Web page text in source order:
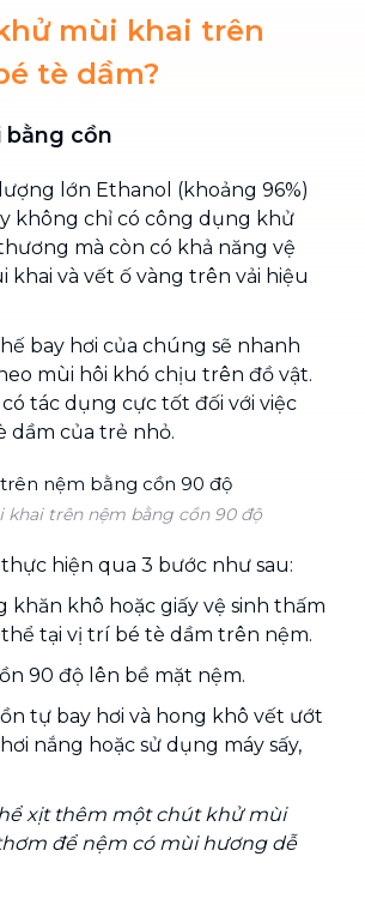
mùi khai trên
tè dầm?
bằng cồn
lớn Ethanol (khoảng 96%)
không chỉ có công dụng khử
mà còn có khả năng vệ
khai và vết ố vàng trên vải hiệu
bay hơi của chúng sẽ nhanh
mùi hôi khó chịu trên đồ vật.
có tác dụng cực tốt đối với việc
dầm của trẻ nhỏ.
khai trên nệm bằng cồn 90 độ
hiện qua 3 bước như sau:
khăn khô hoặc giấy vệ sinh thấm
tại vị trí bé tè dầm trên nệm.
90 độ lên bề mặt nệm.
tự bay hơi và hong khô vết ướt
nắng hoặc sử dụng máy sấy,
xịt thêm một chút khử mùi
để nệm có mùi hương dễ